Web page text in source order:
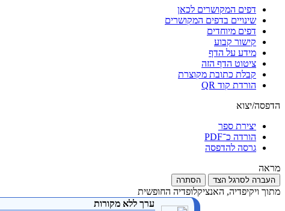
דפים המקושרים לכאן
שינויים בדפים המקושרים
דפים מיוחדים
קישור קבוע
מידע על הדף
ציטוט הדף הזה
קבלת כתובת מקוצרת
הורדת קוד QR
הדפסה/יצוא
יצירת ספר
הורדה כ־PDF
גרסה להדפסה
מראה
העברה לסרגל הצד הסתרה
מתוך ויקיפדיה, האנציקלופדיה החופשית
ערך ללא מקורות